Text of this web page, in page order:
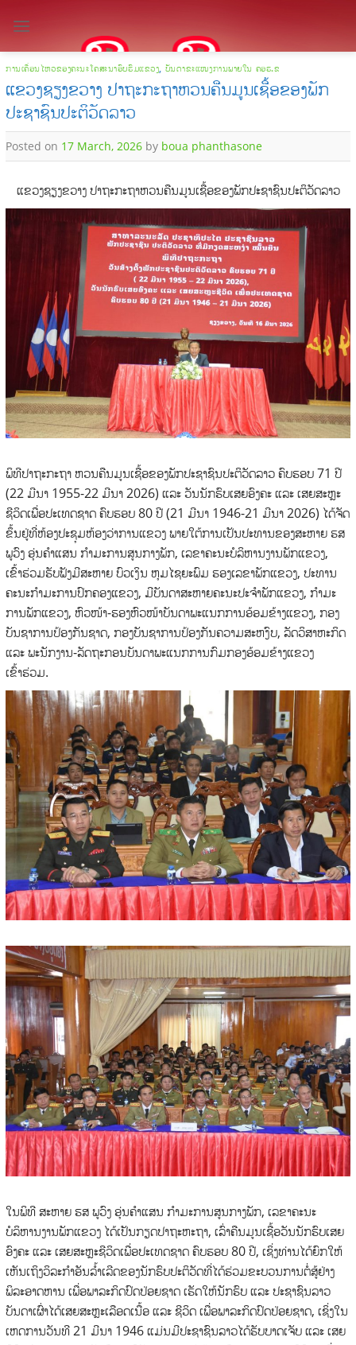
content
ການເຄື່ອນໄຫວຂອງຄະນະໂຄສະນາອົບຮົມແຂວງ, ບັນດາຂະແໜງການພາຍໃນ ຄອຮ.ຂ
ແຂວງຊຽງຂວາງ ປາຖະກະຖາຫວນຄືນມູນເຊື້ອຂອງພັກ
ປະຊາຊົນປະຕິວັດລາວ
Posted on 17 March, 2026 by boua phanthasone
ແຂວງຊຽງຂວາງ ປາຖະກະຖາຫວນຄືນມູນເຊື້ອຂອງພັກປະຊາຊົນປະຕິວັດລາວ
ພິທີປາຖະກະຖາ ຫວນຄືນມູນເຊື້ອຂອງພັກປະຊາຊົນປະຕິວັດລາວ ຄົບຮອບ 71 ປີ
(22 ມີນາ 1955-22 ມີນາ 2026) ແລະ ວັນນັກຮົບເສຍອົງຄະ ແລະ ເສຍສະຫຼະ
ຊີວິດເພື່ອປະເທດຊາດ ຄົບຮອບ 80 ປີ (21 ມີນາ 1946-21 ມີນາ 2026) ໄດ້ຈັດ
ຂຶ້ນຢູ່ທີ່ຫ້ອງປະຊຸມຫ້ອງວ່າການແຂວງ ພາຍໃຕ້ການເປັນປະທານຂອງສະຫາຍ ຮສ
ພູວົງ ອຸ່ນຄໍາແສນ ກໍາມະການສູນກາງພັກ, ເລຂາຄະນະບໍລິຫານງານພັກແຂວງ,
ເຂົ້າຮ່ວມຮັບຟັງມີສະຫາຍ ບົວເງິນ ຫຸມໄຊຍະພົມ ຮອງເລຂາພັກແຂວງ, ປະທານ
ຄະນະກໍາມະການປົກຄອງແຂວງ, ມີບັນດາສະຫາຍຄະນະປະຈໍາພັກແຂວງ, ກໍາມະ
ການພັກແຂວງ, ຫົວໜ້າ-ຮອງຫົວໜ້າບັນດາພະແນກການອ້ອມຂ້າງແຂວງ, ກອງ
ບັນຊາການປ້ອງກັນຊາດ, ກອງບັນຊາການປ້ອງກັນຄວາມສະຫງົບ, ລັດວິສາຫະກິດ
ແລະ ພະນັກງານ-ລັດຖະກອນບັນດາພະແນກການກົມກອງອ້ອມຂ້າງແຂວງ
ເຂົ້າຮ່ວມ.
ໃນພິທີ ສະຫາຍ ຮສ ພູວົງ ອຸ່ນຄໍາແສນ ກໍາມະການສູນກາງພັກ, ເລຂາຄະນະ
ບໍລິຫານງານພັກແຂວງ ໄດ້ເປັນກຽດປາຖະຫະຖາ, ເລົ່າຄືນມູນເຊື້ອວັນນັກຮົບເສຍ
ອົງຄະ ແລະ ເສຍສະຫຼະຊີວິດເພື່ອປະເທດຊາດ ຄົບຮອບ 80 ປີ, ເຊິ່ງທ່ານໄດ້ຍົກໃຫ້
ເຫັນເຖິງວິລະກໍາອັນລໍ້າເລີດຂອງນັກຮົບປະຕິວັດທີ່ໄດ້ຮ່ວມຂະບວນການຕໍ່ສູ້ຢ່າງ
ພິລະອາດຫານ ເພື່ອພາລະກິດປົດປ່ອຍຊາດ ເຮັດໃຫ້ນັກຮົບ ແລະ ປະຊາຊົນລາວ
ບັນດາເຜົ່າໄດ້ເສຍສະຫຼະເລືອດເນື້ອ ແລະ ຊີວິດ ເພື່ອພາລະກິດປົດປ່ອຍຊາດ, ເຊິ່ງໃນ
ເຫດການວັນທີ 21 ມີນາ 1946 ແມ່ນມີປະຊາຊົນລາວໄດ້ຮັບບາດເຈັບ ແລະ ເສຍ